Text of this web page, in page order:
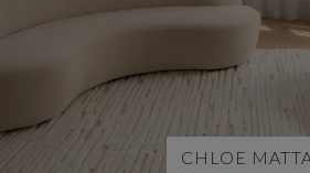
CHLOE